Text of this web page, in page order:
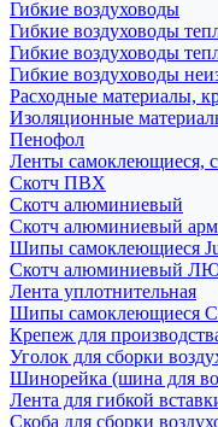
Гибкие воздуховоды
Гибкие воздуховоды
Гибкие воздуховоды
Гибкие воздуховоды
Расходные материалы,
Изоляционные
Пенофол
Ленты самоклеющиеся,
Скотч ПВХ
Скотч алюминиевый
Скотч алюминиевый
Шипы самоклеющиеся
Скотч алюминиевый
Лента уплотнительная
Шипы самоклеющиеся
Крепеж для
Уголок для сборки
Шинорейка (шина для
Лента для гибкой
Скоба для сборки